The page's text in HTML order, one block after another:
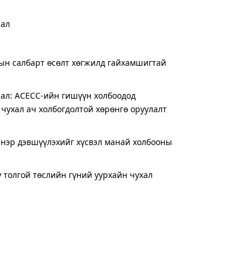
салбарт өсөлт хөгжилд гайхамшигтай
АСЕСС-ийн гишүүн холбоодод
ач холбогдолтой хөрөнгө оруулалт
дэвшүүлэхийг хүсвэл манай холбооны
төслийн гүний уурхайн чухал